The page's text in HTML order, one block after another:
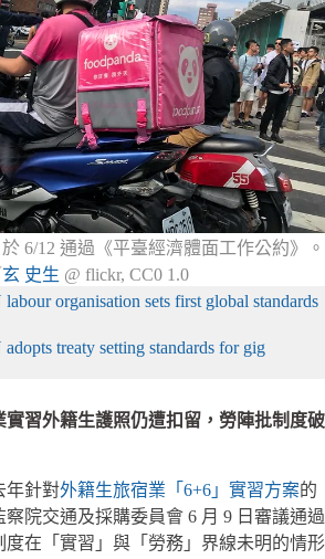
6/12 通過《平臺經濟體面工作公約》。
玄 史生 @ flickr, CC0 1.0
organisation sets first global standards
treaty setting standards for gig
實習外籍生護照仍遭扣留，勞陣批制度破
年針對外籍生旅宿業「6+6」實習方案的
院交通及採購委員會 6 月 9 日審議通過
度在「實習」與「勞務」界線未明的情形